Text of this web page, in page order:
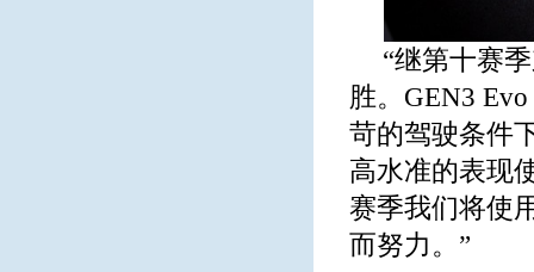
“继第十赛
胜。GEN3
苛的驾驶条件
高水准的表现
赛季我们将使
而努力。”